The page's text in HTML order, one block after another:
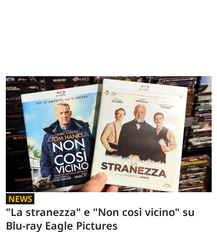
NEWS
"La stranezza" e "Non così vicino" su
Blu-ray Eagle Pictures